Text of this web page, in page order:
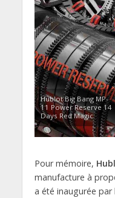
Hublot Big Bang MP-
11 Power Reserve 14
Days Red Magic
Pour mémoire,
manufacture à
a été inaugurée par